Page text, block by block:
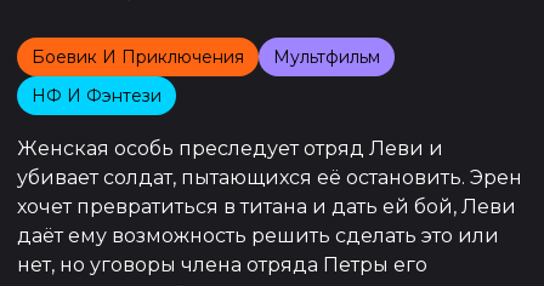
Боевик И Приключения
Мультфильм
НФ И Фэнтези
Женская особь преследует отряд Леви и
убивает солдат, пытающихся её остановить. Эрен
хочет превратиться в титана и дать ей бой, Леви
даёт ему возможность решить сделать это или
нет, но уговоры члена отряда Петры его